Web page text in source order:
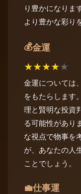
り豊かになりま
より豊かな彩り
💰金運
★★★★★
金運については
をもたらします
理と賢明な投資
る可能性があり
な視点で物事を
が、あなたの人
ことでしょう。
💼仕事運